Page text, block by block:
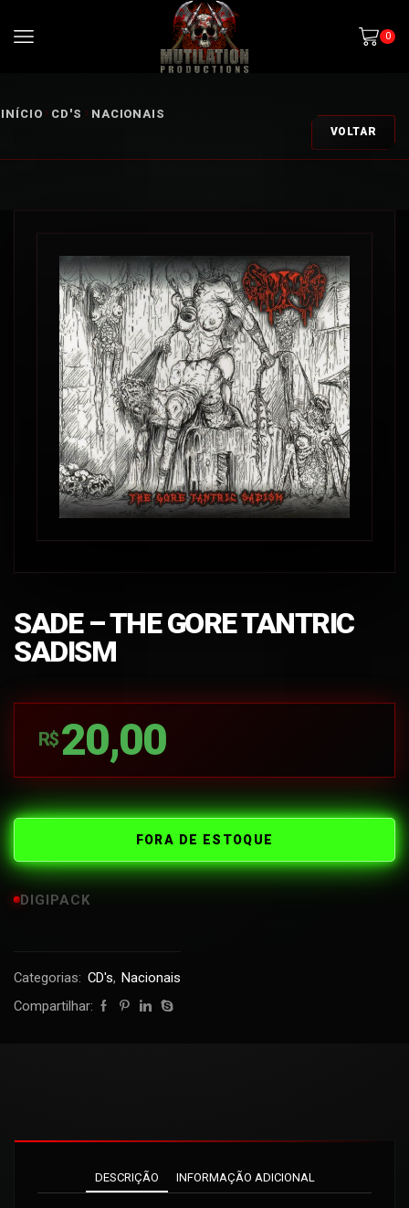
0
INÍCIO CD'S NACIONAIS
VOLTAR
SADE – THE GORE TANTRIC
SADISM
R$ 20,00
FORA DE ESTOQUE
DIGIPACK
Categorias: CD's, Nacionais
Compartilhar:
DESCRIÇÃO INFORMAÇÃO ADICIONAL